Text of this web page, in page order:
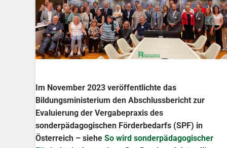
Im November 2023 veröffentlichte das
Bildungsministerium den Abschlussbericht zur
Evaluierung der Vergabepraxis des
sonderpädagogischen Förderbedarfs (SPF) in
Österreich – siehe So wird sonderpädagogischer